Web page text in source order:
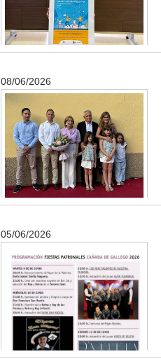
08/06/2026
05/06/2026